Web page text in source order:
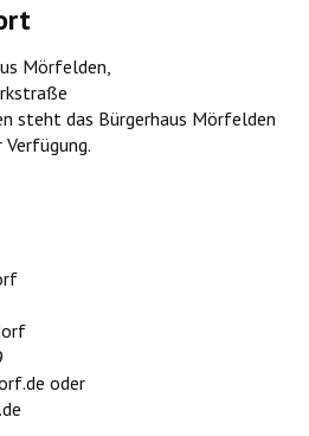
Mörfelden,
steht das Bürgerhaus Mörfelden
oder